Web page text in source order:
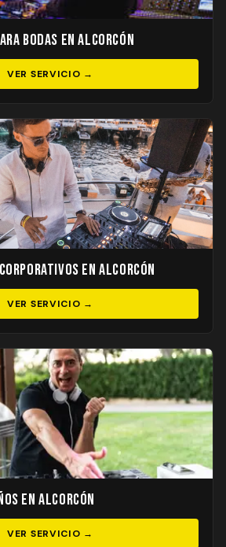
Bodas en Alcorcón
VER SERVICIO →
en Alcorcón
VER SERVICIO →
en Alcorcón
VER SERVICIO →